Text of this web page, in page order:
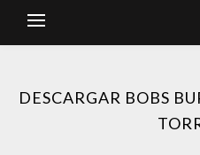
DESCARGAR BOBS